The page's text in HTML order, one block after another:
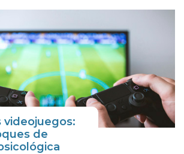
videojuegos:
de